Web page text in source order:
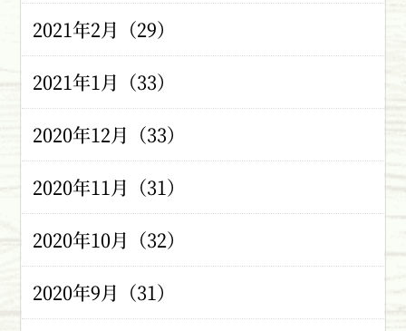
2021年2月（29）
2021年1月（33）
2020年12月（33）
2020年11月（31）
2020年10月（32）
2020年9月（31）